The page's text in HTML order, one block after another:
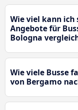
Wie viel kann ich
Angebote für
Bologna
Wie viele Busse
von Bergamo